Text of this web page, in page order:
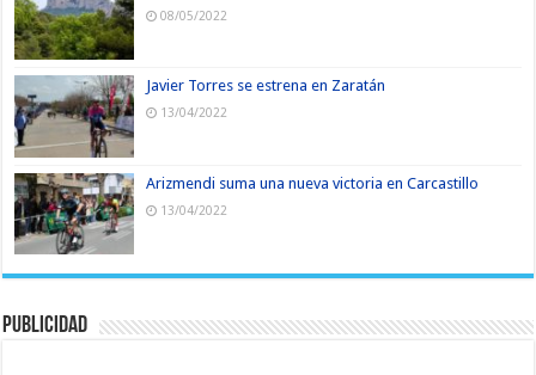
08/05/2022
Javier Torres se estrena en Zaratán
13/04/2022
Arizmendi suma una nueva victoria en Carcastillo
13/04/2022
Publicidad